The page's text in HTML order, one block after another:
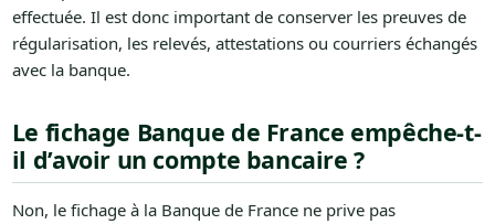
effectuée. Il est donc important de conserver les preuves de
régularisation, les relevés, attestations ou courriers échangés
avec la banque.
Le fichage Banque de France empêche-t-
il d’avoir un compte bancaire ?
Non, le fichage à la Banque de France ne prive pas